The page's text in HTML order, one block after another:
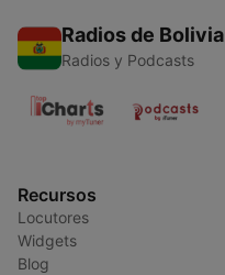
Radios de Bolivia
Radios y Podcasts
Recursos
Locutores
Widgets
Blog